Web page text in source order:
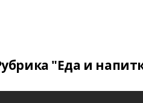
"Еда и